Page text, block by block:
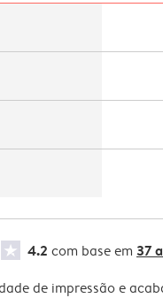
4.2 com base em 37
de impressão e